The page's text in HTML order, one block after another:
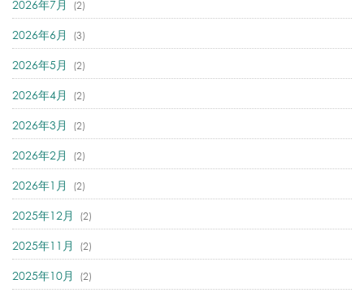
2026年7月 (2)
2026年6月 (3)
2026年5月 (2)
2026年4月 (2)
2026年3月 (2)
2026年2月 (2)
2026年1月 (2)
2025年12月 (2)
2025年11月 (2)
2025年10月 (2)